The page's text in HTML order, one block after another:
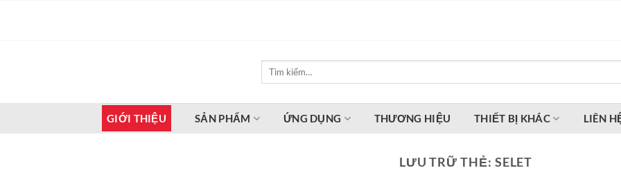
GIỚI THIỆU SẢN PHẨM ỨNG DỤNG THƯƠNG HIỆU THIẾT BỊ KHÁC LIÊN
LƯU TRỮ THẺ: SELET